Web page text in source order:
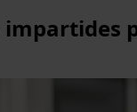
impartides